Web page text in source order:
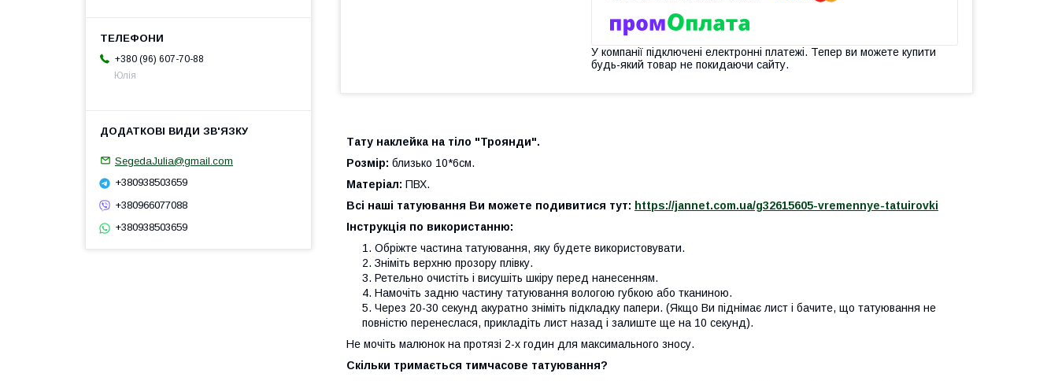
У компанії підключені електронні платежі. Тепер ви можете купити
будь-який товар не покидаючи сайту.
Тату наклейка на тіло "Троянди".
Розмір: близько 10*6см.
Матеріал: ПВХ.
Всі наші татуювання Ви можете подивитися тут: https://jannet.com.ua/g32615605-vremennye-tatuirovki
Інструкція по використанню:
Обріжте частина татуювання, яку будете використовувати.
Зніміть верхню прозору плівку.
Ретельно очистіть і висушіть шкіру перед нанесенням.
Намочіть задню частину татуювання вологою губкою або тканиною.
Через 20-30 секунд акуратно зніміть підкладку папери. (Якщо Ви піднімає лист і бачите, що татуювання не
повністю перенеслася, прикладіть лист назад і залиште ще на 10 секунд).
Не мочіть малюнок на протязі 2-х годин для максимального зносу.
Скільки тримається тимчасове татуювання?
+380 (96) 607-70-88
Юлія
SegedaJulia@gmail.com
+380938503659
+380966077088
+380938503659